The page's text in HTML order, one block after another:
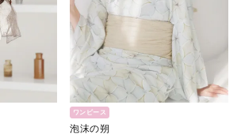
ワンピース
泡沫の朔